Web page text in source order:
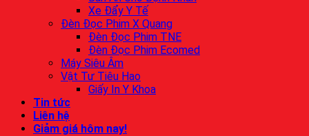
Xe Đẩy Y Tế
Đèn Đọc Phim X Quang
Đèn Đọc Phim TNE
Đèn Đọc Phim Ecomed
Máy Siêu Âm
Vật Tư Tiêu Hao
Giấy In Y Khoa
Tin tức
Liên hệ
Giảm giá hôm nay!